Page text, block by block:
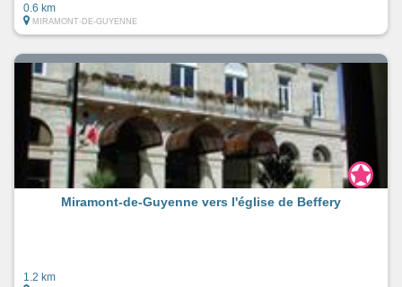
0.6 km
MIRAMONT-DE-GUYENNE
Miramont-de-Guyenne vers l'église de Beffery
1.2 km